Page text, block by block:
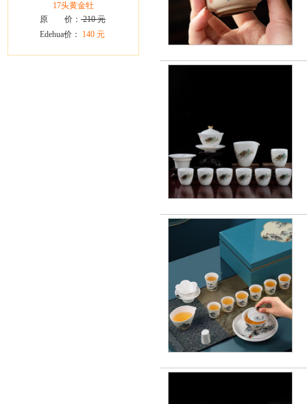
17头黄金牡
原 价： 210 元
Edehua价：
140 元